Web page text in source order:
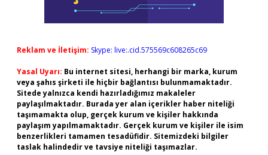
Reklam ve İletişim: Skype: live:.cid.575569c608265c69
Yasal Uyarı: Bu internet sitesi, herhangi bir marka, kurum
veya şahıs şirketi ile hiçbir bağlantısı bulunmamaktadır.
Sitede yalnızca kendi hazırladığımız makaleler
paylaşılmaktadır. Burada yer alan içerikler haber niteliği
taşımamakta olup, gerçek kurum ve kişiler hakkında
paylaşım yapılmamaktadır. Gerçek kurum ve kişiler ile isim
benzerlikleri tamamen tesadüfidir. Sitemizdeki bilgiler
taslak halindedir ve tavsiye niteliği taşımazlar.